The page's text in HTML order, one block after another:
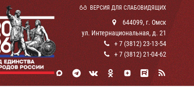
ВЕРСИЯ ДЛЯ СЛАБОВИДЯЩИХ
644099, г. Омск
ул. Интернациональная, д. 21
+ 7 (3812) 23-13-54
+ 7 (3812) 21-04-62